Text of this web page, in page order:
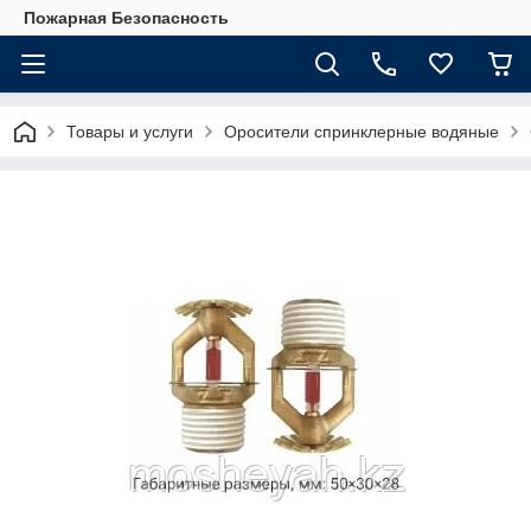
Пожарная Безопасность
Товары и услуги Оросители спринклерные водяные